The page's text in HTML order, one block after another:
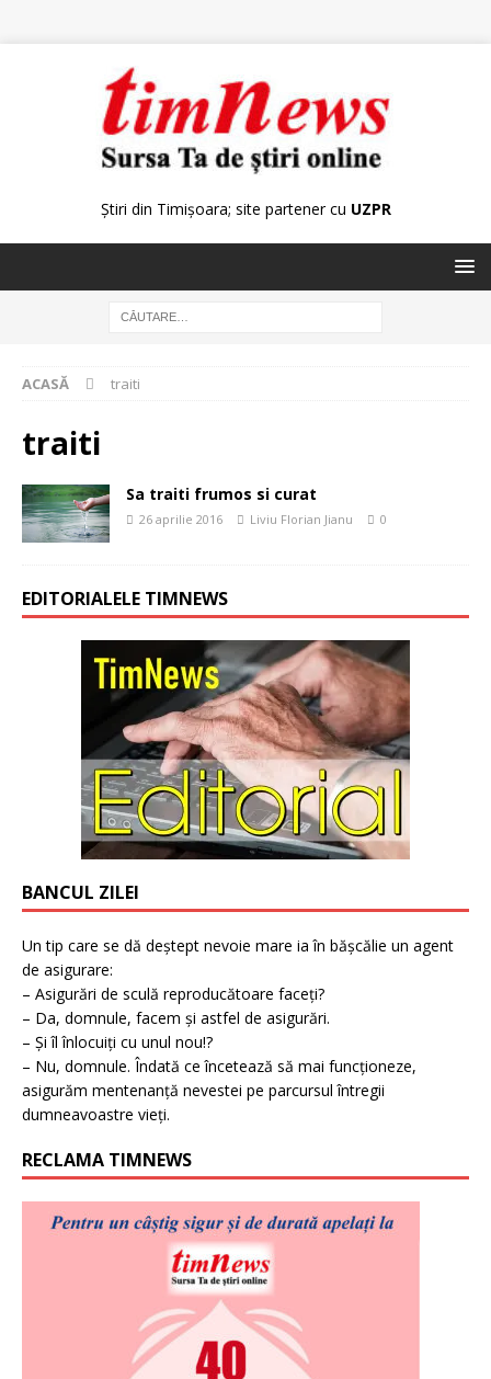
Știri din Timișoara; site partener cu UZPR
ACASĂ traiti
traiti
Sa traiti frumos si curat
26 aprilie 2016 Liviu Florian Jianu 0
EDITORIALELE TIMNEWS
BANCUL ZILEI
Un tip care se dă deștept nevoie mare ia în bășcălie un agent
de asigurare:
– Asigurări de sculă reproducătoare faceți?
– Da, domnule, facem și astfel de asigurări.
– Și îl înlocuiți cu unul nou!?
– Nu, domnule. Îndată ce încetează să mai funcționeze,
asigurăm mentenanță nevestei pe parcursul întregii
dumneavoastre vieți.
RECLAMA TIMNEWS